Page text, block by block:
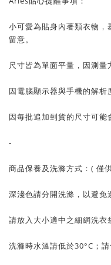
小可愛為貼身內著類衣物，
留意。
尺寸皆為單面平量，因測量
因電腦顯示器與手機的解析
因每批追加到貨的尺寸可能
-
商品保養及洗滌方式：( 僅
深淺色請分開洗滌，以避免
請放入大小適中之細網洗衣
洗滌時水溫請低於30°C；